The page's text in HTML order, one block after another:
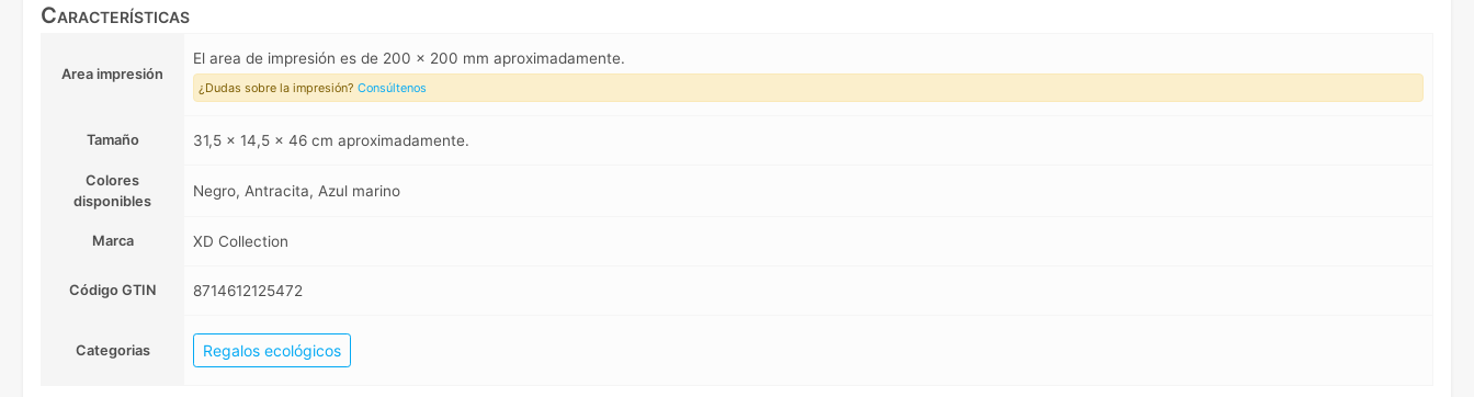
Características
Area impresión
El area de impresión es de 200 x 200 mm aproximadamente.
¿Dudas sobre la impresión? Consúltenos
Tamaño 31,5 x 14,5 x 46 cm aproximadamente.
Colores
disponibles
Negro, Antracita, Azul marino
Marca XD Collection
Código GTIN 8714612125472
Categorias Regalos ecológicos